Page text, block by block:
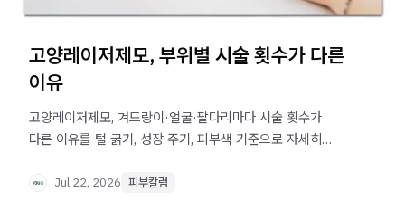
고양레이저제모, 부위별 시술 횟수가 다른
이유
고양레이저제모, 겨드랑이·얼굴·팔다리마다 시술 횟수가
다른 이유를 털 굵기, 성장 주기, 피부색 기준으로 자세히
Jul 22, 2026 피부칼럼